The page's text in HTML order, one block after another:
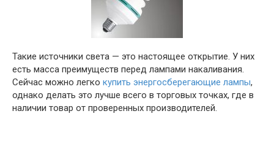
Такие источники света — это настоящее открытие. У них
есть масса преимуществ перед лампами накаливания.
Сейчас можно легко купить энергосберегающие лампы,
однако делать это лучше всего в торговых точках, где в
наличии товар от проверенных производителей.